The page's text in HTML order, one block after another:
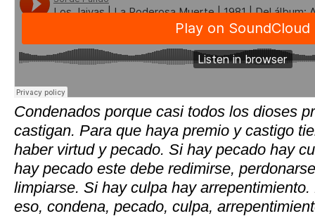
Condenados porque casi todos los dioses
castigan. Para que haya premio y castigo
haber virtud y pecado. Si hay pecado hay
hay pecado este debe redimirse,
limpiarse. Si hay culpa hay arrepentimiento.
eso, condena, pecado, culpa,